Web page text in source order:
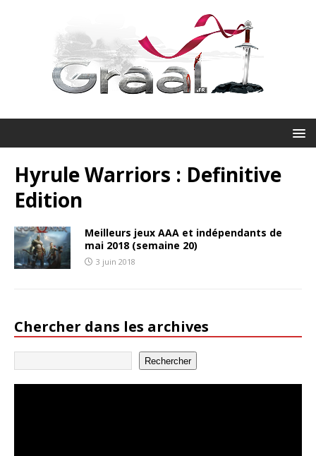
Hyrule Warriors : Definitive
Edition
Meilleurs jeux AAA et indépendants de
mai 2018 (semaine 20)
3 juin 2018
Chercher dans les archives
Rechercher